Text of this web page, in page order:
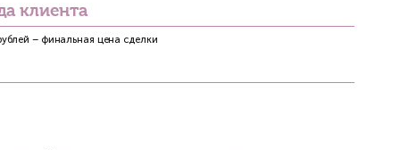
по продаже предприятия на